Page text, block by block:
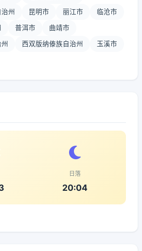
州 昆明市 丽江市 临沧市
普洱市 曲靖市
西双版纳傣族自治州 玉溪市
日落
20:04